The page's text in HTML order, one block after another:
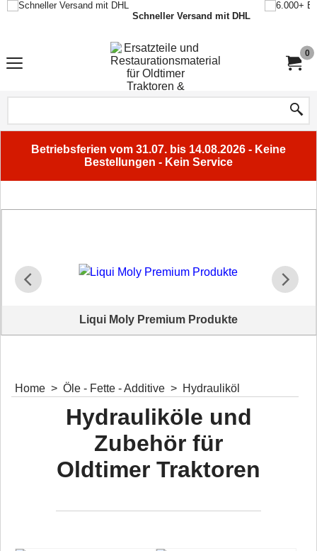
Schneller Versand mit DHL
0
Betriebsferien vom 31.07. bis 14.08.2026 - Keine
Bestellungen - Kein Service
Liqui Moly Premium Produkte
Home > Öle - Fette - Additive > Hydrauliköl
Hydrauliköle und
Zubehör für
Oldtimer Traktoren